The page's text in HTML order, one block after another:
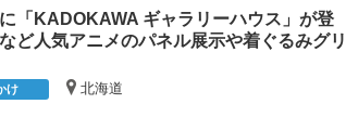
「KADOKAWA ギャラリーハウス」が登
ど人気アニメのパネル展示や着ぐるみグリ
け 北海道